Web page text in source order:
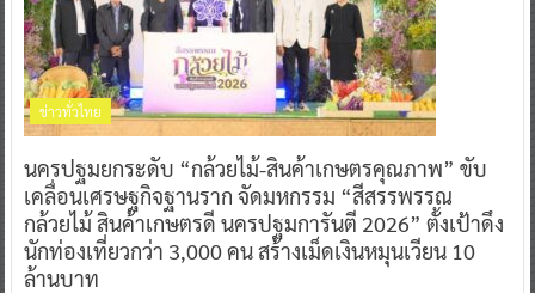
ข่าวทั่วไทย
นครปฐมยกระดับ “กล้วยไม้-สินค้าเกษตรคุณภาพ” ขับ
เคลื่อนเศรษฐกิจฐานราก จัดมหกรรม “สีสรรพรรณ
กล้วยไม้ สินค้าเกษตรดี นครปฐมการันตี 2026” ตั้งเป้าดึง
นักท่องเที่ยวกว่า 3,000 คน สร้างเม็ดเงินหมุนเวียน 10
ล้านบาท